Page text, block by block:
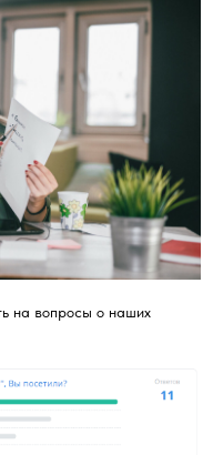
на вопросы о наших